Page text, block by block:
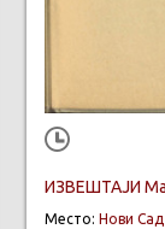
ИЗВЕШТАЈИ
Место: Нови Сад